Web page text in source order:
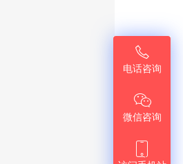

电话咨询

微信咨询
